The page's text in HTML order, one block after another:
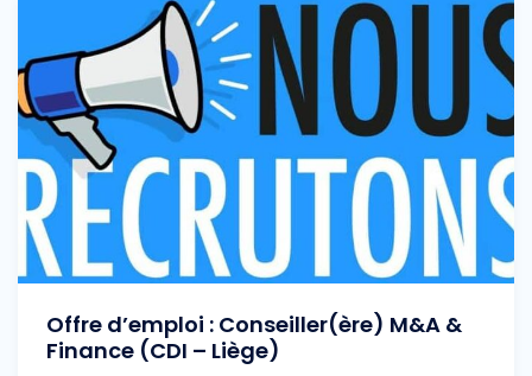
Offre d’emploi : Conseiller(ère) M&A &
Finance (CDI – Liège)